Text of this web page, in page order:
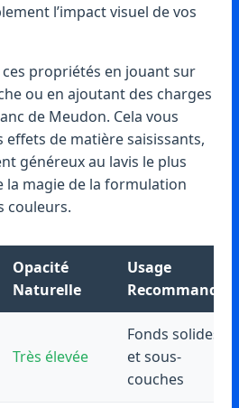
l’impact visuel de vos
propriétés en jouant sur
ou en ajoutant des charges
de Meudon. Cela vous
effets de matière saisissants,
généreux au lavis le plus
la magie de la formulation
couleurs.
Opacité
Naturelle
Usage
Recommandé
Très élevée
Fonds solides
et sous-
couches